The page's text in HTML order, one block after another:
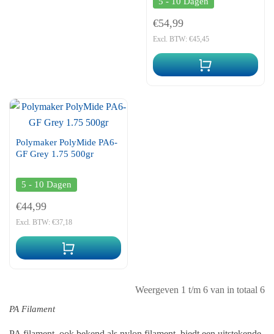
€54,99
Excl. BTW: €45,45
Polymaker PolyMide PA6-
GF Grey 1.75 500gr
5 - 10 Dagen
€44,99
Excl. BTW: €37,18
Weergeven 1 t/m 6 van in totaal 6
PA Filament